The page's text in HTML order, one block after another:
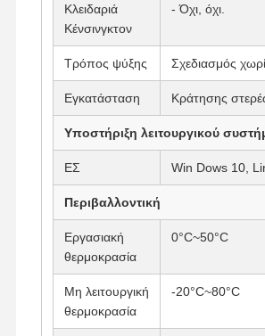
Κλειδαριά
Κένσινγκτον
- Όχι, όχι.
Τρόπος ψύξης Σχεδιασμός
Εγκατάσταση Κράτησης
Υποστήριξη λειτουργικού
ΕΣ Win Dows 10,
Περιβαλλοντική
Εργασιακή
θερμοκρασία
0°C~50°C
Μη λειτουργική
θερμοκρασία
-20°C~80°C